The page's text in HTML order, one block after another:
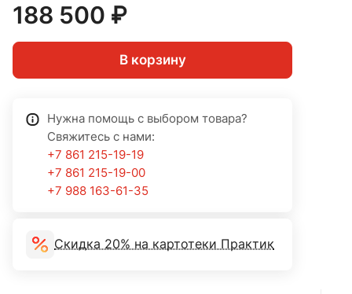
188 500 ₽
В корзину
Нужна помощь с выбором товара?
Свяжитесь с нами:
+7 861 215-19-19
+7 861 215-19-00
+7 988 163-61-35
Скидка 20% на картотеки Практик